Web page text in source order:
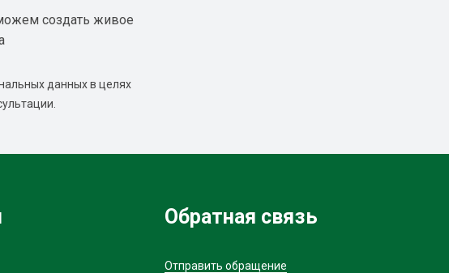
создать живое
данных в целях
Обратная связь
Отправить обращение